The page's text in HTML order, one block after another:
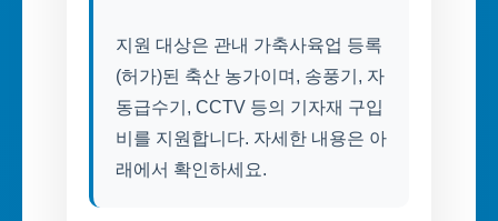
지원 대상은 관내 가축사육업 등록
(허가)된 축산 농가이며, 송풍기, 자
동급수기, CCTV 등의 기자재 구입
비를 지원합니다. 자세한 내용은 아
래에서 확인하세요.